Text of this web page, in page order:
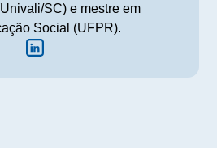
SC) e mestre em
Social (UFPR).